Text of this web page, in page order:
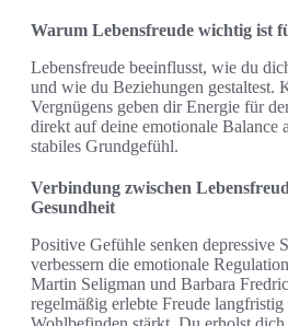
Warum Lebensfreude wichtig ist
Lebensfreude beeinflusst, wie du
und wie du Beziehungen gestaltest.
Vergnügens geben dir Energie für
direkt auf deine emotionale Balance
stabiles Grundgefühl.
Verbindung zwischen
Gesundheit
Positive Gefühle senken depressive
verbessern die emotionale
Martin Seligman und Barbara
regelmäßig erlebte Freude langfristig